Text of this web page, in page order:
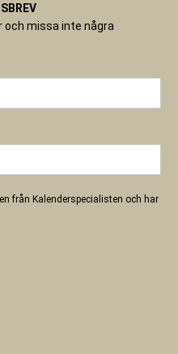
och missa inte några
från Kalenderspecialisten och har